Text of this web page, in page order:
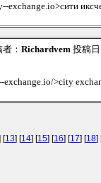
exchange.io>сити
： Richardvem 投稿
exchange.io/>city
[13] [14] [15] [16] [17] [18]